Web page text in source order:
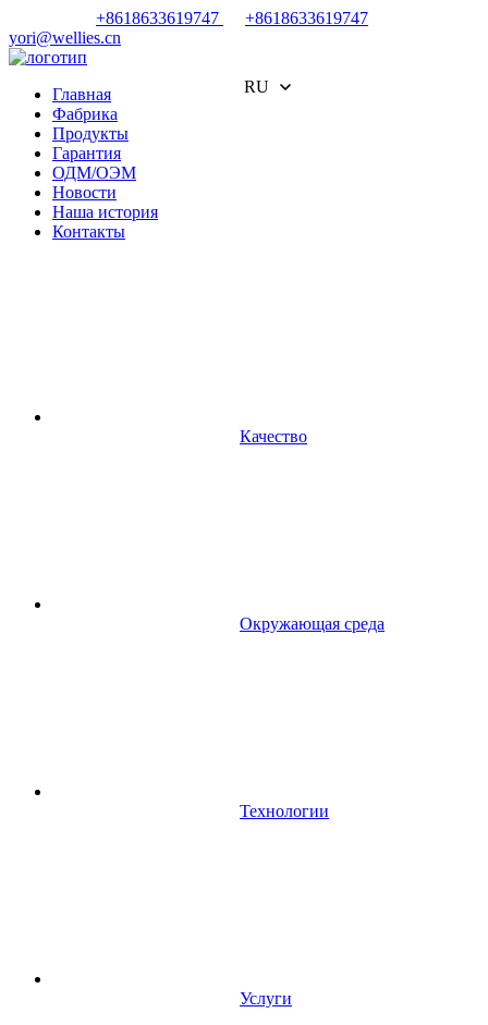
+8618633619747
+8618633619747
yori@wellies.cn
RU
Главная
Фабрика
Продукты
Гарантия
ОДМ/ОЭМ
Новости
Наша история
Контакты
Качество
Окружающая среда
Технологии
Услуги